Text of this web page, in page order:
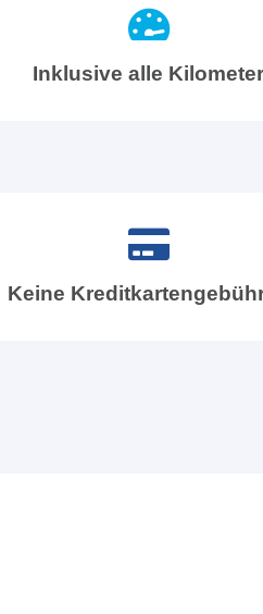
Inklusive alle Kilometer
Keine